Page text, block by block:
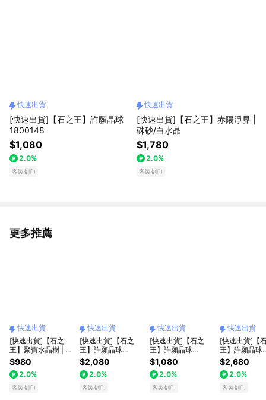
快速出貨
[快速出貨]【石之王】許願晶球
1800148
$1,080
2.0%
客製刻印
快速出貨
[快速出貨]【石之王】赤陽淨界 |
硃砂/白水晶
$1,780
2.0%
客製刻印
更多推薦
看更多
快速出貨
[快速出貨]【石之
王】聚寶水晶樹 | 黃
水晶
$980
2.0%
客製刻印
快速出貨
[快速出貨]【石之
王】許願晶球
1810281
$2,080
2.0%
客製刻印
快速出貨
[快速出貨]【石之
王】許願晶球
1800148
$1,080
2.0%
客製刻印
快速出貨
[快速出貨]【
王】許願晶球
1730396
$2,680
2.0%
客製刻印